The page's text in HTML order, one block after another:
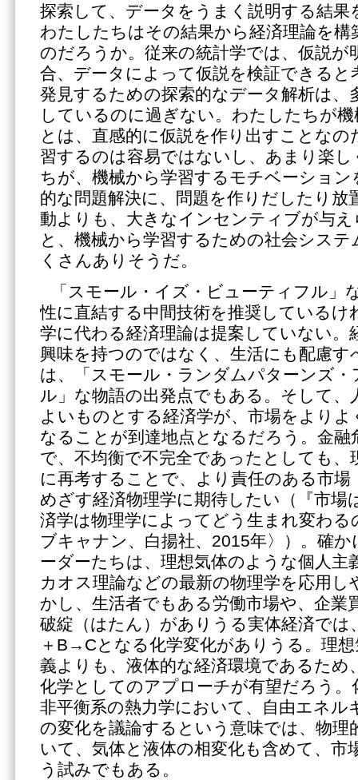
探索して、データをうまく説明する結果
わたしたちはその結果から経済理論を
のだろうか。従来の統計学では、仮説が
合、データによって仮説を検証できると
発見するための探索的なデータ解析は、
しているのに過ぎない。わたしたちが
とは、直感的に仮説を作り出すことなの
習するのは容易ではないし、あまり楽
ちが、機械から学習するモチベーショ
的な問題解決に、問題を作りだしたり放
動よりも、大きなインセンティブが与
と、機械から学習するための社会シス
くさんありそうだ。
「スモール・イズ・ビューティフル」
性に直結する中間技術を推奨しているけ
学に代わる経済理論は提案していない。
興味を持つのではなく、生活にも配慮す
は、「スモール・ランダムパターンズ
ル」な物語の出発点でもある。そして、
よいものとする経済学が、市場をより
なることが到達地点となるだろう。金融
で、不均衡で不完全であったとしても、
に再考することで、より責任のある市場
めざす経済物理学に期待したい（『市
済学は物理学によってどう生まれ変わる
ブキャナン、白揚社、2015年〉）。確
ーダーたちは、理想気体のような個人主
カオス理論などの最新の物理学を応用
かし、生活者でもある労働市場や、企業
破綻（はたん）がありうる実体経済では
＋B→Cとなる化学変化がありうる。理
義よりも、液体的な経済環境であるため
化学としてのアプローチが有望だろう
非平衡系の熱力学において、自由エネル
の変化を議論するという意味では、物理
いて、気体と液体の相変化も含めて、市
う試みでもある。